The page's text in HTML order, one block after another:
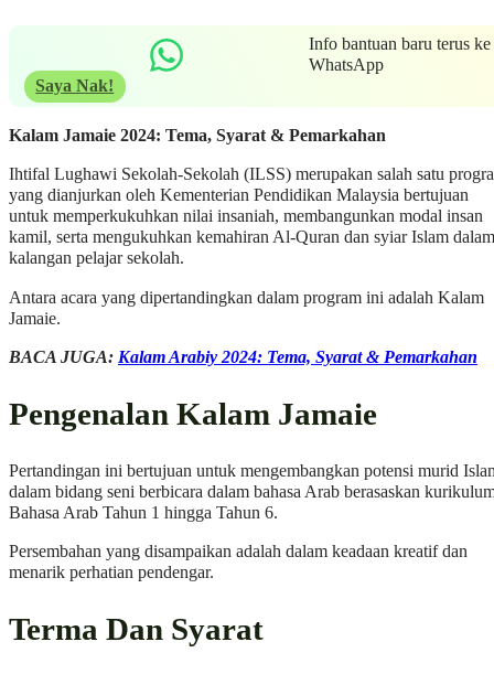
Info bantuan baru terus ke
WhatsApp
Saya Nak!
Kalam Jamaie 2024: Tema, Syarat & Pemarkahan
Ihtifal Lughawi Sekolah-Sekolah (ILSS) merupakan salah satu
yang dianjurkan oleh Kementerian Pendidikan Malaysia bertujuan
untuk memperkukuhkan nilai insaniah, membangunkan modal insan
kamil, serta mengukuhkan kemahiran Al-Quran dan syiar Islam dalam
kalangan pelajar sekolah.
Antara acara yang dipertandingkan dalam program ini adalah Kalam
Jamaie.
BACA JUGA: Kalam Arabiy 2024: Tema, Syarat & Pemarkahan
Pengenalan Kalam Jamaie
Pertandingan ini bertujuan untuk mengembangkan potensi murid
dalam bidang seni berbicara dalam bahasa Arab berasaskan
Bahasa Arab Tahun 1 hingga Tahun 6.
Persembahan yang disampaikan adalah dalam keadaan kreatif dan
menarik perhatian pendengar.
Terma Dan Syarat